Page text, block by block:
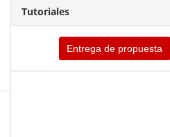
Tutoriales
Entrega de propuesta